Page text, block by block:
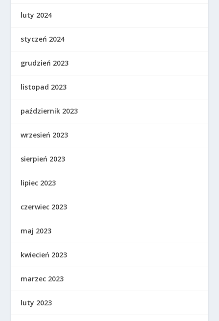
luty 2024
styczeń 2024
grudzień 2023
listopad 2023
październik 2023
wrzesień 2023
sierpień 2023
lipiec 2023
czerwiec 2023
maj 2023
kwiecień 2023
marzec 2023
luty 2023